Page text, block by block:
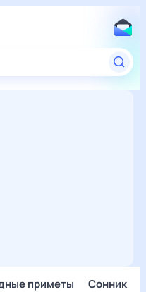
приметы Сонник